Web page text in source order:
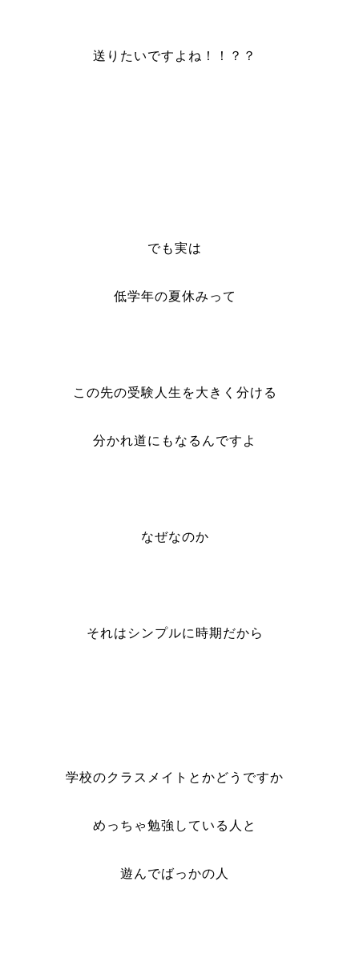
送りたいですよね！！？？
でも実は
低学年の夏休みって
この先の受験人生を大きく分ける
分かれ道にもなるんですよ
なぜなのか
それはシンプルに時期だから
学校のクラスメイトとかどうですか
めっちゃ勉強している人と
遊んでばっかの人